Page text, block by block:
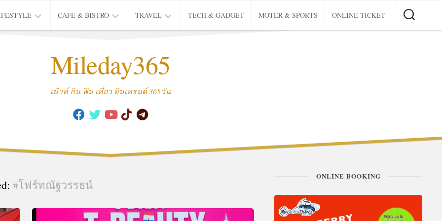
BEAUTY
CAFE & BISTRO
CAFE
TRAVEL
THAI
TRIP
TECH & GADGET MOTER & SPORTS ONLINE TICKET
Mileday365
เม้าท์ กิน ฟิน เที่ยว อินเทรนด์ 365วัน
#โฟร์ทณัฐวรรธน์
ONLINE BOOKING